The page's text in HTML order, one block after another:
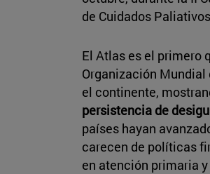
de Cuidados
El Atlas es el primero
Organización
el continente,
persistencia de
países hayan
carecen de políticas
en atención primaria